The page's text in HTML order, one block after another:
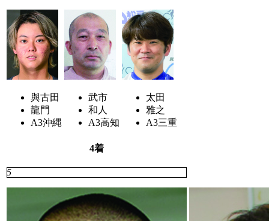
與古田
龍門
A3沖縄
武市
和人
A3高知
太田
雅之
A3三重
4着
5